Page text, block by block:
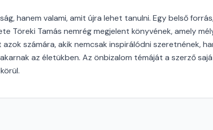
hanem valami, amit újra lehet tanulni. Egy belső
Töreki Tamás nemrég megjelent könyvének, amely
számára, akik nemcsak inspirálódni szeretnének,
az életükben. Az önbizalom témáját a szerző